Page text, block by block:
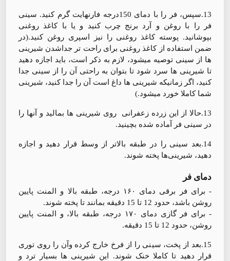
13.سپس، فر را با دمای 150درجه فارنهایت گرم کنید. سینی
فر را با روغن و آرد برنج چرب کنید و یا با کاغذ روغنی
بپوشانید. پوسته کاغذ روغنی را نیز اسپری روغن کنید.(در
ضمن استفاده از کاغذ روغنی برای راحت تر جداشدن شیرینی
ها از سینی توصیه میشود، لازم به ذکر است، باید اجازه دهید
تا شیرینی ها سرد شود تا بتوان به راحتی آن را از سینی جدا
کنید، اگر زمانیکه شیرینی ها داغ است آن را جدا کنید، شیرینی
شما کاملا خورد میشود.)
13.حالا از این زرده زعفرانی روی شیرینی ها بمالید و آنها را
در سینی فر آماده شده بچینید.
14.بعد سینی را در طبقه بالاتر از وسط قرار دهید و اجازه
دهید، شیرینی‌ها پخته شوند.
دمای فر
- برای فر برقی دمای ۱۶۰ درجه، طبقه بالا و المنت پایین
روشن باشد، حدود 12 تا 15 دقیقه بمانند تا پخته شوند.
- برای فر گازی دمای ۱۷۰ درجه، طبقه بالا، و المنت پایین
روشن، حدود 12 تا 15 دقیقه.
15.بعد از پخت، سینی را از فرخ خارج کرده وآن را روی توری
قرار دهید تا کاملا خنک شوند. این شیرینی ها بسیار ترد و